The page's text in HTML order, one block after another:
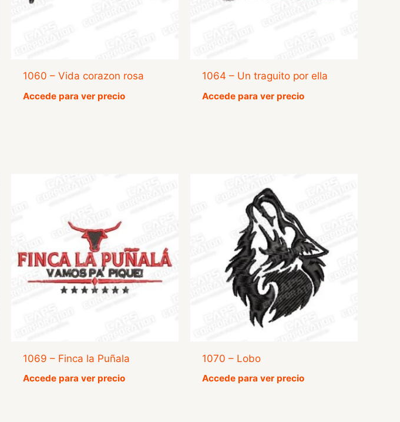
1060 – Vida corazon rosa
Accede para ver precio
1064 – Un traguito por ella
Accede para ver precio
1069 – Finca la Puñala
Accede para ver precio
1070 – Lobo
Accede para ver precio